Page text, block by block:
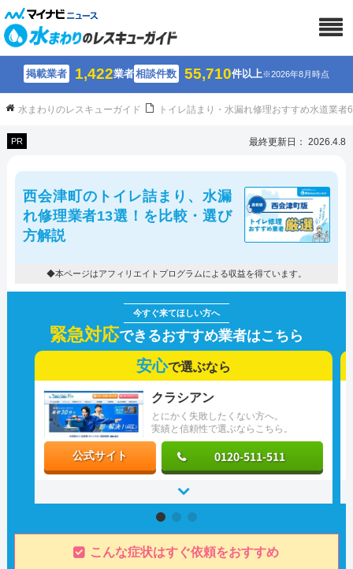
掲載業者 1,422業者相談件数 55,710件以上※2026年8月時点
水まわりのレスキューガイド トイレ詰まり・水漏れ修理おすすめ水道業
PR 最終更新日： 2026.4.8
西会津町のトイレ詰まり、水漏
れ修理業者13選！を比較・選び
方解説
◆本ページはアフィリエイトプログラムによる収益を得ています。
緊急対応できるおすすめ業者はこちら
安心で選ぶなら
とにかく失敗したくない方へ。
実績と信頼性で選ぶならこちら。
クラシアン
公式サイト 0120-511-511
こんな症状はすぐ依頼をおすすめ